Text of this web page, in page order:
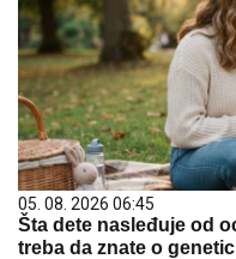
05. 08. 2026 06:45
Šta dete nasleđuje od
treba da znate o